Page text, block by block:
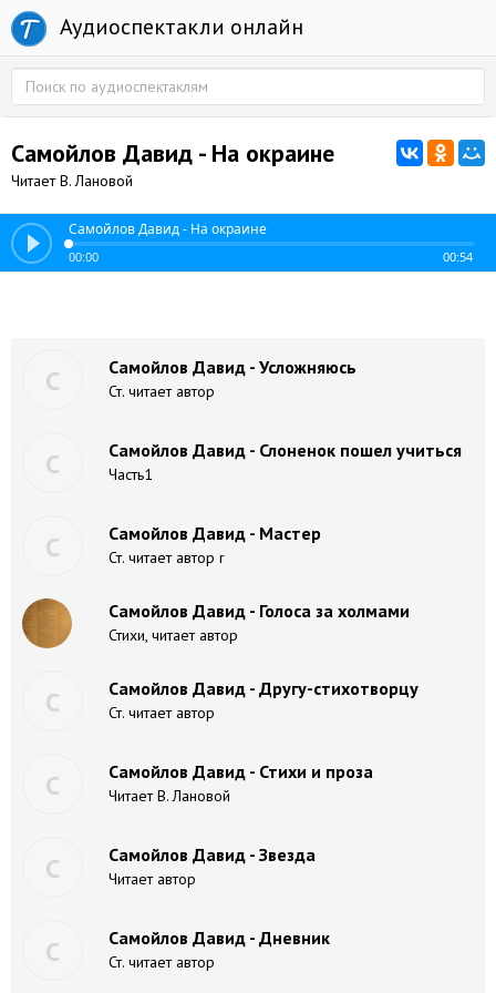
Аудиоспектакли онлайн
Самойлов Давид - На окраине
Читает В. Лановой
Самойлов Давид - На окраине
00:00 00:54
С Самойлов Давид - Усложняюсь
Ст. читает автор
С Самойлов Давид - Слоненок пошел учиться
Часть1
С Самойлов Давид - Мастер
Ст. читает автор r
Самойлов Давид - Голоса за холмами
Стихи, читает автор
С Самойлов Давид - Другу-стихотворцу
Ст. читает автор
С Самойлов Давид - Стихи и проза
Читает В. Лановой
С Самойлов Давид - Звезда
Читает автор
С Самойлов Давид - Дневник
Ст. читает автор